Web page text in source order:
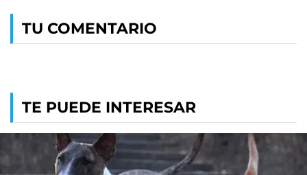
TU COMENTARIO
TE PUEDE INTERESAR